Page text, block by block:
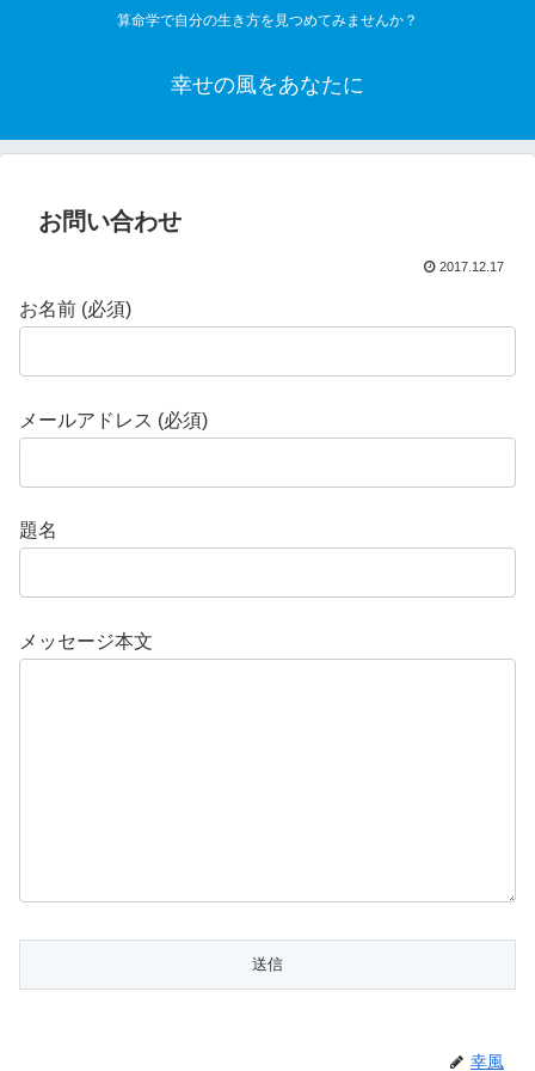
算命学で自分の生き方を見つめてみませんか？
幸せの風をあなたに
お問い合わせ
2017.12.17
お名前 (必須)
メールアドレス (必須)
題名
メッセージ本文
幸風